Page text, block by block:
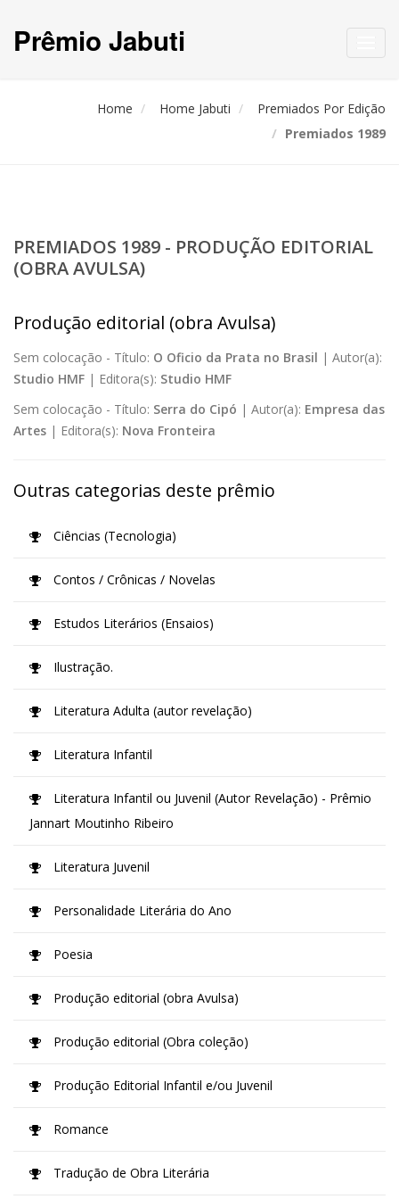
Prêmio Jabuti
Home Home Jabuti
Premiados Por Edição
Premiados 1989
PREMIADOS 1989 - PRODUÇÃO EDITORIAL
(OBRA AVULSA)
Produção editorial (obra Avulsa)
Sem colocação - Título: O Oficio da Prata no Brasil | Autor(a):
Studio HMF | Editora(s): Studio HMF
Sem colocação - Título: Serra do Cipó | Autor(a): Empresa das
Artes | Editora(s): Nova Fronteira
Outras categorias deste prêmio
Ciências (Tecnologia)
Contos / Crônicas / Novelas
Estudos Literários (Ensaios)
Ilustração.
Literatura Adulta (autor revelação)
Literatura Infantil
Literatura Infantil ou Juvenil (Autor Revelação) - Prêmio
Jannart Moutinho Ribeiro
Literatura Juvenil
Personalidade Literária do Ano
Poesia
Produção editorial (obra Avulsa)
Produção editorial (Obra coleção)
Produção Editorial Infantil e/ou Juvenil
Romance
Tradução de Obra Literária